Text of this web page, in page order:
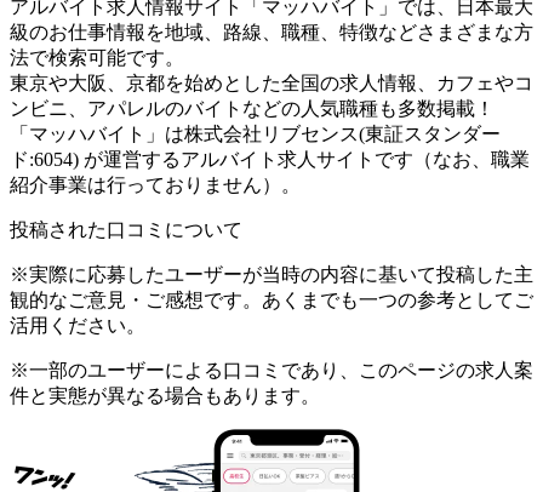
アルバイト求人情報サイト「マッハバイト」では、日本最大
級のお仕事情報を地域、路線、職種、特徴などさまざまな方
法で検索可能です。
東京や大阪、京都を始めとした全国の求人情報、カフェやコ
ンビニ、アパレルのバイトなどの人気職種も多数掲載！
「マッハバイト」は株式会社リブセンス(東証スタンダー
ド:6054) が運営するアルバイト求人サイトです（なお、職業
紹介事業は行っておりません）。
投稿された口コミについて
※実際に応募したユーザーが当時の内容に基いて投稿した主
観的なご意見・ご感想です。あくまでも一つの参考としてご
活用ください。
※一部のユーザーによる口コミであり、このページの求人案
件と実態が異なる場合もあります。